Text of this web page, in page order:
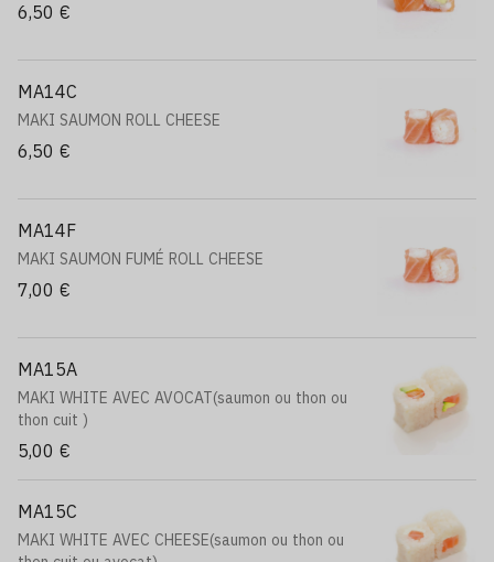
6,50 €
MA14C
MAKI SAUMON ROLL CHEESE
6,50 €
MA14F
MAKI SAUMON FUMÉ ROLL CHEESE
7,00 €
MA15A
MAKI WHITE AVEC AVOCAT(saumon ou thon ou
thon cuit )
5,00 €
MA15C
MAKI WHITE AVEC CHEESE(saumon ou thon ou